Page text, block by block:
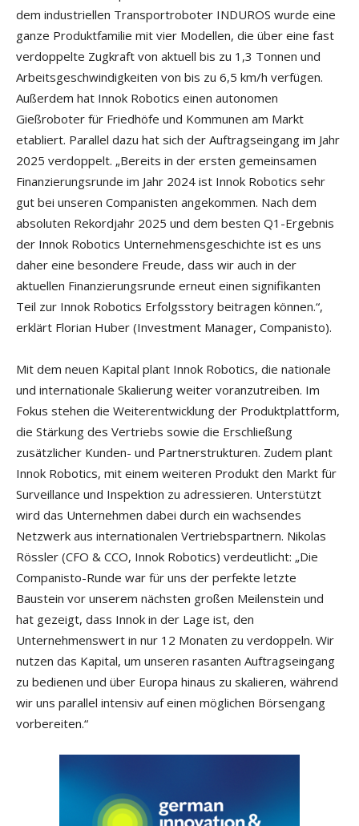
dem industriellen Transportroboter INDUROS wurde eine
ganze Produktfamilie mit vier Modellen, die über eine fast
verdoppelte Zugkraft von aktuell bis zu 1,3 Tonnen und
Arbeitsgeschwindigkeiten von bis zu 6,5 km/h verfügen.
Außerdem hat Innok Robotics einen autonomen
Gießroboter für Friedhöfe und Kommunen am Markt
etabliert. Parallel dazu hat sich der Auftragseingang im Jahr
2025 verdoppelt. „Bereits in der ersten gemeinsamen
Finanzierungsrunde im Jahr 2024 ist Innok Robotics sehr
gut bei unseren Companisten angekommen. Nach dem
absoluten Rekordjahr 2025 und dem besten Q1-Ergebnis
der Innok Robotics Unternehmensgeschichte ist es uns
daher eine besondere Freude, dass wir auch in der
aktuellen Finanzierungsrunde erneut einen signifikanten
Teil zur Innok Robotics Erfolgsstory beitragen können.“,
erklärt Florian Huber (Investment Manager, Companisto).
Mit dem neuen Kapital plant Innok Robotics, die nationale
und internationale Skalierung weiter voranzutreiben. Im
Fokus stehen die Weiterentwicklung der Produktplattform,
die Stärkung des Vertriebs sowie die Erschließung
zusätzlicher Kunden- und Partnerstrukturen. Zudem plant
Innok Robotics, mit einem weiteren Produkt den Markt für
Surveillance und Inspektion zu adressieren. Unterstützt
wird das Unternehmen dabei durch ein wachsendes
Netzwerk aus internationalen Vertriebspartnern. Nikolas
Rössler (CFO & CCO, Innok Robotics) verdeutlicht: „Die
Companisto-Runde war für uns der perfekte letzte
Baustein vor unserem nächsten großen Meilenstein und
hat gezeigt, dass Innok in der Lage ist, den
Unternehmenswert in nur 12 Monaten zu verdoppeln. Wir
nutzen das Kapital, um unseren rasanten Auftragseingang
zu bedienen und über Europa hinaus zu skalieren, während
wir uns parallel intensiv auf einen möglichen Börsengang
vorbereiten.“